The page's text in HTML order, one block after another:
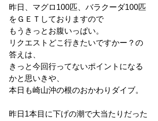
昨日、マグロ100匹、バラクーダ100匹
をＧＥＴしておりますので
もうきっとお腹いっぱい。
リクエストどこ行きたいですかー？の
答えは、
きっと今回行ってないポイントになる
かと思いきや、
本日も崎山沖の根のおかわりダイブ。
昨日1本目に下げの潮で大当たりだった